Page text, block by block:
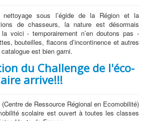
sous l’égide de la Région et la
de chasseurs, la nature est désormais
voici - temporairement n’en doutons pas -
bouteilles, flacons d’incontinence et autres
est bien garni.
du Challenge de l'éco-
arrive!!!
de Ressource Régional en Ecomobilité)
scolaire est ouvert à toutes les classes